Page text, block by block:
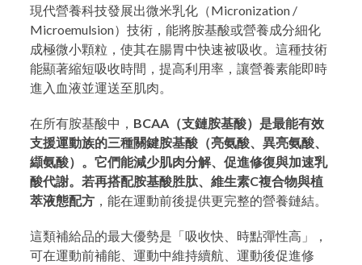
現代營養科技發展出微米乳化（Micronization /
Microemulsion）技術，能將胺基酸或營養成分細化
成極微小顆粒，使其在腸胃中快速被吸收。這種技術
能顯著縮短吸收時間，提高利用率，讓營養素能即時
進入血液並運送至肌肉。
在所有胺基酸中， BCAA（支鏈胺基酸）是最能有效
支援運動族的三種關鍵胺基酸（亮氨酸、異亮氨酸、
纈氨酸）。它們能減少肌肉分解、促進修復與加速乳
酸代謝。若再搭配胺基酸胜肽、維生素C複合物與植
萃液態配方 ，能在運動前後提供更完整的營養鏈結。
這類補給品的最大優勢是「吸收快、時點彈性高」，
可在運動前補能、運動中維持續航、運動後促進修